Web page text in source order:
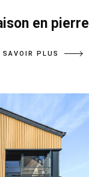
en pierre
SAVOIR PLUS